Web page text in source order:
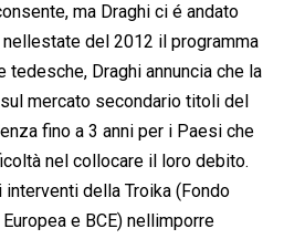
ma Draghi ci é andato
del 2012 il programma
tedesche, Draghi annuncia che la
mercato secondario titoli del
fino a 3 anni per i Paesi che
nel collocare il loro debito.
della Troika (Fondo
e BCE) nellimporre